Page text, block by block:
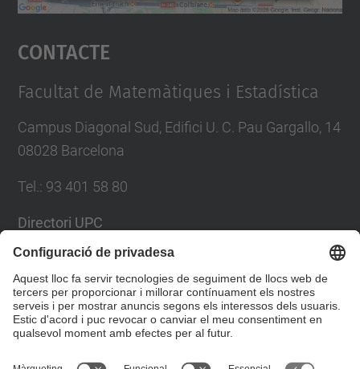
Accepta
powered by
Contacte
Facultat de Matemàtiques i Estadística
Campus Diagonal Sud, Edifici U. C. Pau Gargallo, 14
08028 Barcelona
Tel. : 93 401 58 80
Directori UPC
Formulari de contacte
Llista Xarxes Socials